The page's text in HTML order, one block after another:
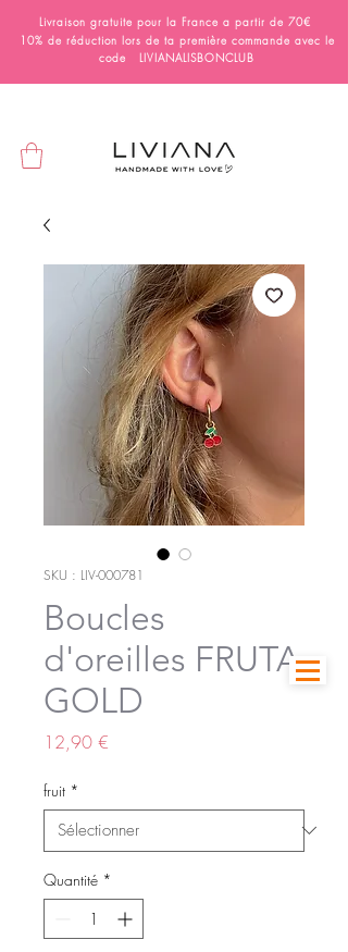
Livraison gratuite pour la France a partir de 70€
10% de réduction lors de ta première commande avec le
code LIVIANALISBONCLUB
SKU : LIV-000781
Boucles
d'oreilles FRUTA
GOLD
12,90 €
fruit *
Quantité *